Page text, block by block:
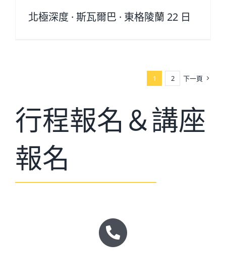
北極深度 · 斯瓦爾巴 · 東格陵蘭 22 日
1 2 下一頁
行程報名＆講座
報名